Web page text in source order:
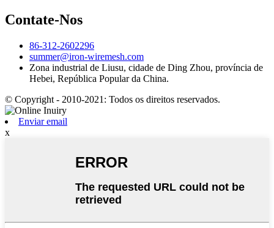
Contate-Nos
86-312-2602296
summer@iron-wiremesh.com
Zona industrial de Liusu, cidade de Ding Zhou, província de
Hebei, República Popular da China.
© Copyright - 2010-2021: Todos os direitos reservados.
Enviar email
x